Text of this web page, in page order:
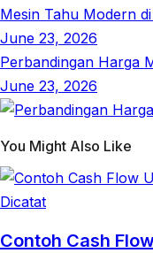
Mesin Tahu Modern
June 23, 2026
Perbandingan Harga
June 23, 2026
You Might Also Like
Contoh Cash